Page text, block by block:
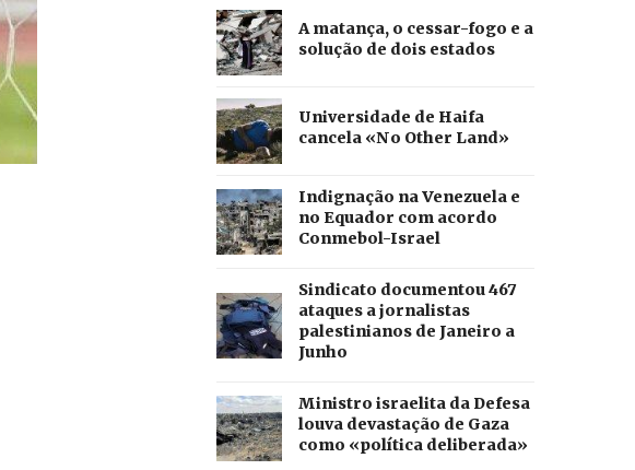
A matança, o cessar-fogo e a
solução de dois estados
Universidade de Haifa
cancela «No Other Land»
Indignação na Venezuela e
no Equador com acordo
Conmebol-Israel
Sindicato documentou 467
ataques a jornalistas
palestinianos de Janeiro a
Junho
Ministro israelita da Defesa
louva devastação de Gaza
como «política deliberada»